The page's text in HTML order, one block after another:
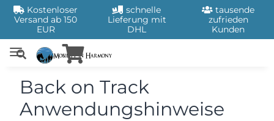
Kostenloser
Versand ab 150
EUR
schnelle
Lieferung mit
DHL
tausende
zufrieden
Kunden
Back on Track
Anwendungshinweise